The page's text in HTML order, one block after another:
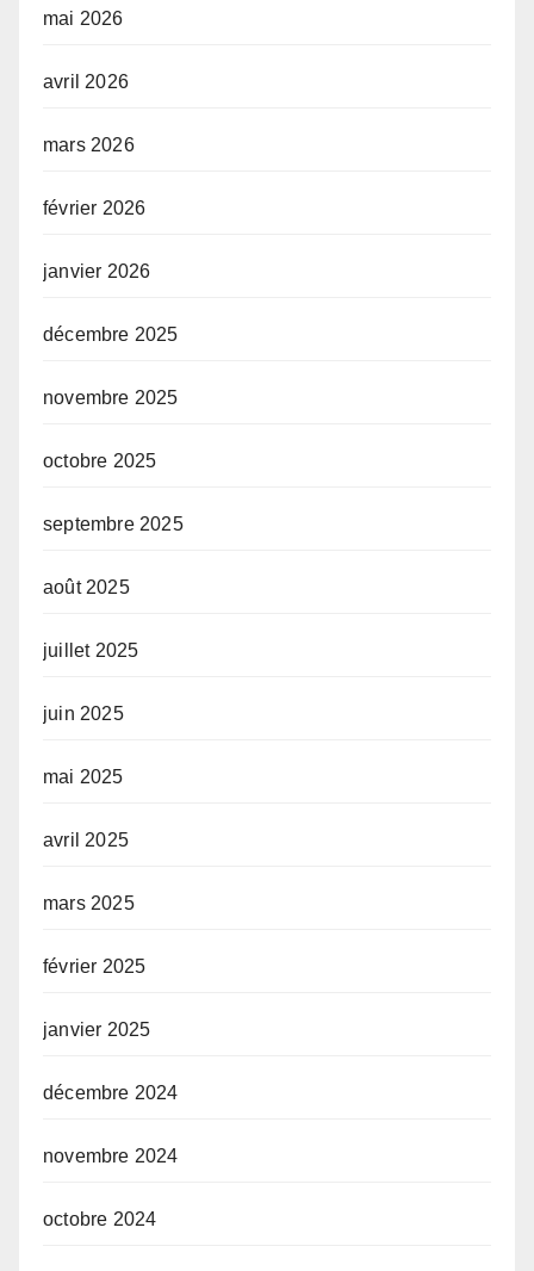
mai 2026
avril 2026
mars 2026
février 2026
janvier 2026
décembre 2025
novembre 2025
octobre 2025
septembre 2025
août 2025
juillet 2025
juin 2025
mai 2025
avril 2025
mars 2025
février 2025
janvier 2025
décembre 2024
novembre 2024
octobre 2024